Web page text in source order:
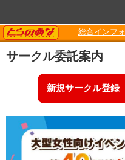
TORANOANA
総合インフォ
サークル委託案内
新規サークル登録